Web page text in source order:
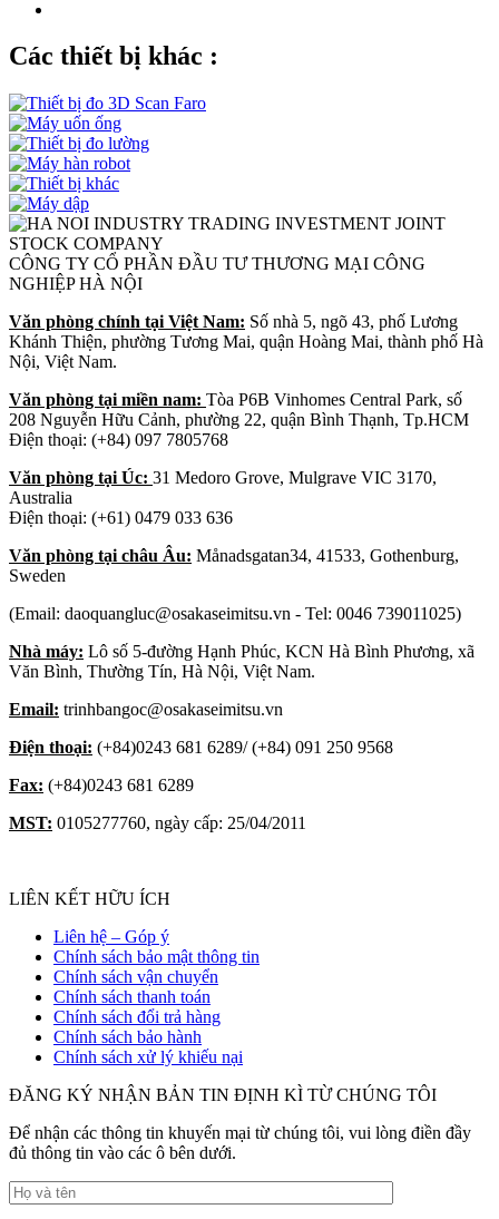
Các thiết bị khác :
CÔNG TY CỔ PHẦN ĐẦU TƯ THƯƠNG MẠI CÔNG
NGHIỆP HÀ NỘI
Văn phòng chính tại Việt Nam: Số nhà 5, ngõ 43, phố Lương
Khánh Thiện, phường Tương Mai, quận Hoàng Mai, thành phố Hà
Nội, Việt Nam.
Văn phòng tại miền nam: Tòa P6B Vinhomes Central Park, số
208 Nguyễn Hữu Cảnh, phường 22, quận Bình Thạnh, Tp.HCM
Điện thoại: (+84) 097 7805768
Văn phòng tại Úc: 31 Medoro Grove, Mulgrave VIC 3170,
Australia
Điện thoại: (+61) 0479 033 636
Văn phòng tại châu Âu: Månadsgatan34, 41533, Gothenburg,
Sweden
(Email: daoquangluc@osakaseimitsu.vn - Tel: 0046 739011025)
Nhà máy: Lô số 5-đường Hạnh Phúc, KCN Hà Bình Phương, xã
Văn Bình, Thường Tín, Hà Nội, Việt Nam.
Email: trinhbangoc@osakaseimitsu.vn
Điện thoại: (+84)0243 681 6289/ (+84) 091 250 9568
Fax: (+84)0243 681 6289
MST: 0105277760, ngày cấp: 25/04/2011
LIÊN KẾT HỮU ÍCH
Liên hệ – Góp ý
Chính sách bảo mật thông tin
Chính sách vận chuyển
Chính sách thanh toán
Chính sách đổi trả hàng
Chính sách bảo hành
Chính sách xử lý khiếu nại
ĐĂNG KÝ NHẬN BẢN TIN ĐỊNH KÌ TỪ CHÚNG TÔI
Để nhận các thông tin khuyến mại từ chúng tôi, vui lòng điền đầy
đủ thông tin vào các ô bên dưới.